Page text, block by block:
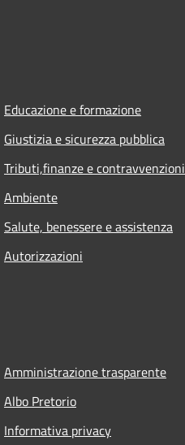
Educazione e formazione
Giustizia e sicurezza pubblica
Tributi,finanze e contravvenzioni
Ambiente
Salute, benessere e assistenza
Autorizzazioni
Amministrazione trasparente
Albo Pretorio
Informativa privacy